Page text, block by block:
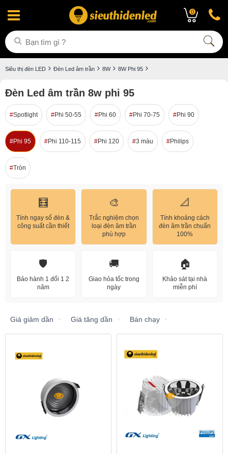
0
Siêu thị đèn LED Đèn Led âm trần 8W 8W Phi 95
Đèn Led âm trần 8w phi 95
Spotlight Phi 50-55 Phi 60 Phi 70-75 Phi 90
Phi 95 Phi 110-115 Phi 120 3 màu Philips
Tròn
🧮
Tính ngay số đèn &
công suất cần thiết
🎨
Trắc nghiệm chọn
loại đèn âm trần
phù hợp
📐
Tính khoảng cách
đèn âm trần chuẩn
100%
🛡️
Bảo hành 1 đổi 1 2
năm
🚚
Giao hỏa tốc trong
ngày
🏠
Khảo sát tại nhà
miễn phí
Giá giảm dần Giá tăng dần Bán chạy